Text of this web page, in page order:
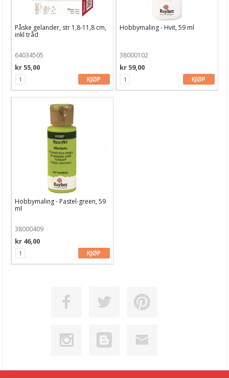
Påske gelander, str 1,8-11,8 cm,
inkl tråd
64034505
kr 55,00
KJØP
Hobbymaling - Hvit, 59 ml
38000102
kr 59,00
KJØP
Hobbymaling - Pastel-green, 59
ml
38000409
kr 46,00
KJØP